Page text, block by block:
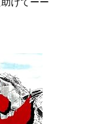
けてーー